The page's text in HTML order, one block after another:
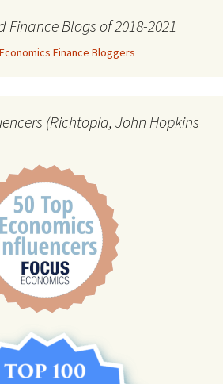
Finance Blogs of 2018-2021
(Richtopia, John Hopkins